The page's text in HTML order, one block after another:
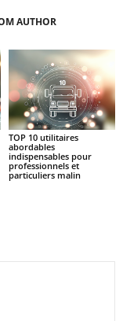
AUTHOR
TOP 10 utilitaires
abordables
indispensables pour
professionnels et
particuliers malin